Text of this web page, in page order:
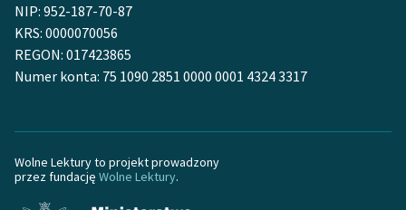
NIP: 952-187-70-87
KRS: 0000070056
REGON: 017423865
Numer konta: 75 1090 2851 0000 0001 4324 3317
Wolne Lektury to projekt prowadzony
przez fundację Wolne Lektury.